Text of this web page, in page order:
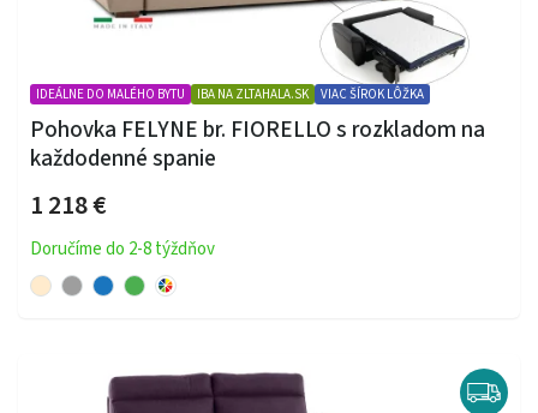
IDEÁLNE DO MALÉHO BYTU IBA NA ZLTAHALA.SK VIAC ŠÍROK LÔŽKA
Pohovka FELYNE br. FIORELLO s rozkladom na
každodenné spanie
1 218 €
Doručíme do 2-8 týždňov